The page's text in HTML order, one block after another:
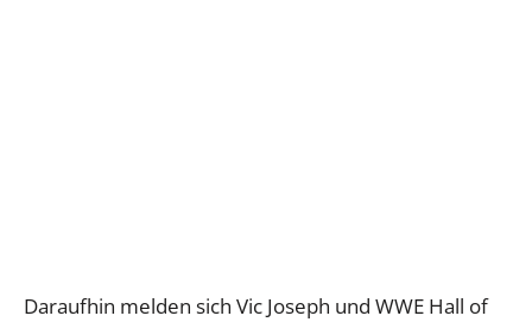
Daraufhin melden sich Vic Joseph und WWE Hall of